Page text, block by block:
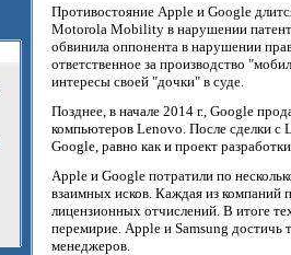
Противостояние Apple и Google
Motorola Mobility в нарушении
обвинила оппонента в нарушении
ответственное за производство
интересы своей "дочки" в суде.
Позднее, в начале 2014 г., Google
компьютеров Lenovo. После сделки с
Google, равно как и проект
Apple и Google потратили по
взаимных исков. Каждая из компаний
лицензионных отчислений. В итоге
перемирие. Apple и Samsung достичь
менеджеров.